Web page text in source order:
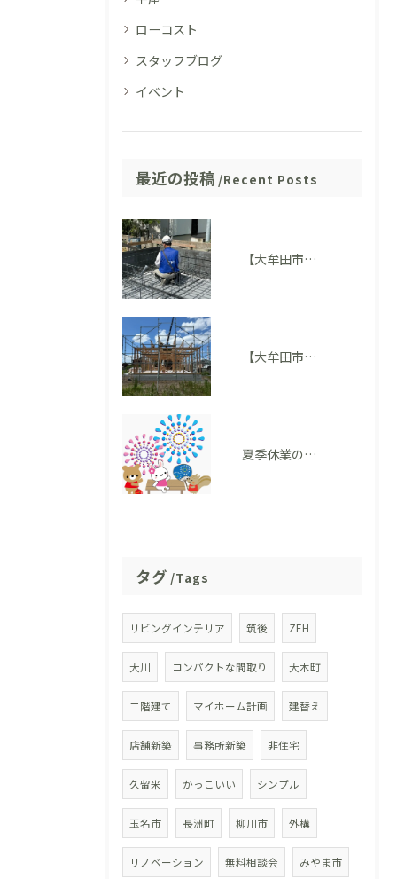
ローコスト
スタッフブログ
イベント
最近の投稿 Recent Posts
【大牟田市M様邸】配筋検査に適合しました。完成後には見えない部分も大切にしています
【大牟田市 T様邸】上棟を迎えました！いよいよ住まいの形が見えてきました
夏季休業のお知らせ
タグ Tags
リビングインテリア 筑後 ZEH
大川 コンパクトな間取り 大木町
二階建て マイホーム計画 建替え
店舗新築 事務所新築 非住宅
久留米 かっこいい シンプル
玉名市 長洲町 柳川市 外構
リノベーション 無料相談会 みやま市